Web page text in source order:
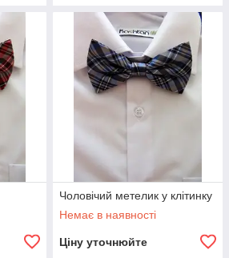
Чоловічий метелик у клітинку
Немає в наявності
Ціну уточнюйте